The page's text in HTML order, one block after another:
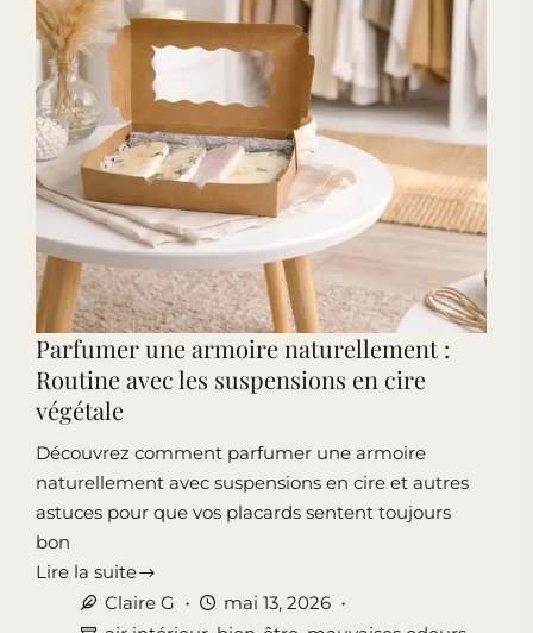
Parfumer une armoire naturellement :
Routine avec les suspensions en cire
végétale
Découvrez comment parfumer une armoire
naturellement avec suspensions en cire et autres
astuces pour que vos placards sentent toujours
bon
Lire la suite
Parfumer
Claire G
mai 13, 2026